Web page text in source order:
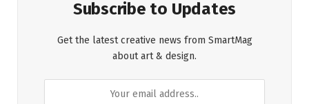
Subscribe to Updates
Get the latest creative news from SmartMag
about art & design.